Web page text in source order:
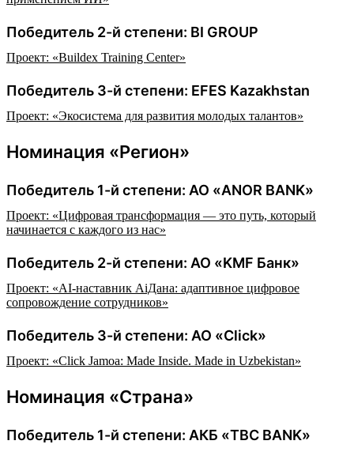
Победитель 2-й степени: BI GROUP
Проект: «Buildex Training Center»
Победитель 3-й степени: EFES Kazakhstan
Проект: «Экосистема для развития молодых талантов»
Номинация «Регион»
Победитель 1-й степени: АО «ANOR BANK»
Проект: «Цифровая трансформация — это путь, который
начинается с каждого из нас»
Победитель 2-й степени: АО «KMF Банк»
Проект: «AI-наставник AiДана: адаптивное цифровое
сопровождение сотрудников»
Победитель 3-й степени: АО «Click»
Проект: «Click Jamoa: Made Inside. Made in Uzbekistan»
Номинация «Страна»
Победитель 1-й степени: АКБ «TBC BANK»